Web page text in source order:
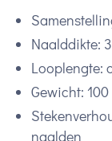
Naalddikte:
Looplengte:
Gewicht:
naalden